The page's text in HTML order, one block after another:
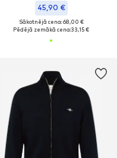
45,90 €
Sākotnējā cena: 68,00 €
Pēdējā zemākā cena:33,15 €